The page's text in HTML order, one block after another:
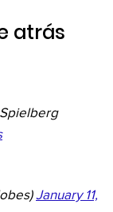
atrás
January 11,